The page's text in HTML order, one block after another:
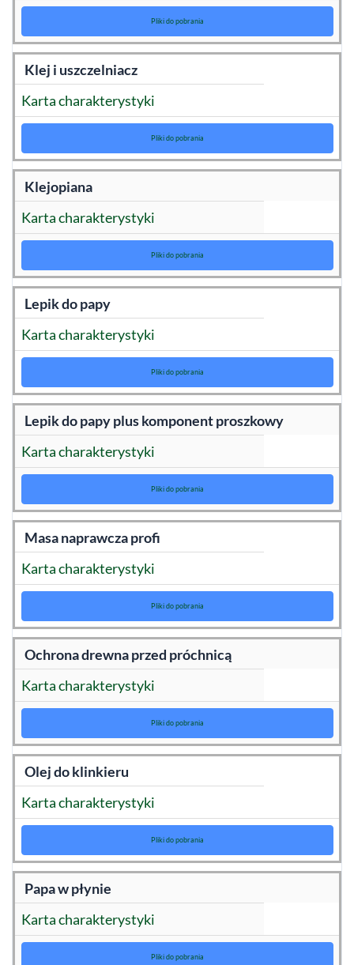
Pliki do pobrania
Klej i uszczelniacz
Karta charakterystyki
Pliki do pobrania
Klejopiana
Karta charakterystyki
Pliki do pobrania
Lepik do papy
Karta charakterystyki
Pliki do pobrania
Lepik do papy plus komponent proszkowy
Karta charakterystyki
Pliki do pobrania
Masa naprawcza profi
Karta charakterystyki
Pliki do pobrania
Ochrona drewna przed próchnicą
Karta charakterystyki
Pliki do pobrania
Olej do klinkieru
Karta charakterystyki
Pliki do pobrania
Papa w płynie
Karta charakterystyki
Pliki do pobrania